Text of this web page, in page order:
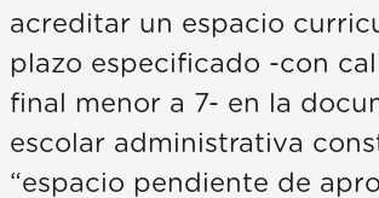
acreditar un espacio
plazo especificado -con
final menor a 7- en la
escolar administrativa
“espacio pendiente de